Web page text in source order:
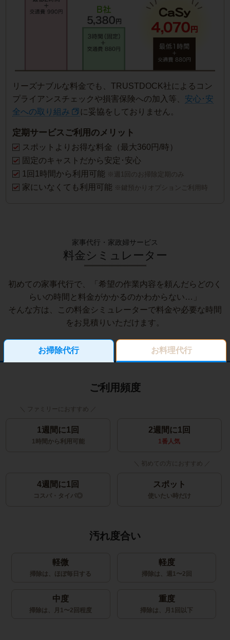
リーズナブルな料金でも、TRUSTDOCK社によるコン
プライアンスチェックや損害保険への加入等、 安心･安
全への取り組み
に妥協をしておりません。
定期サービスご利用のメリット
スポットよりお得な料金（最大360円/時）
固定のキャストだから安定･安心
1回1時間から利用可能 ※週1回のお掃除定期のみ
家にいなくても利用可能 ※鍵預かりオプションご利用時
家事代行・家政婦サービス
料金シミュレーター
初めての家事代行で、「希望の作業内容を頼んだらどのく
らいの時間と料金がかかるのかわからない…」
そんな方は、この料金シミュレーターで料金や必要な時間
をお見積りいただけます。
お掃除代行 お料理代行
ご利用頻度
1週間に1回
1時間から利用可能
2週間に1回
1番人気
4週間に1回
コスパ・タイパ◎
スポット
使いたい時だけ
汚れ度合い
軽微
掃除は、ほぼ毎日する
軽度
掃除は、週1〜2回
中度
掃除は、月1〜2回程度
重度
掃除は、月1回以下